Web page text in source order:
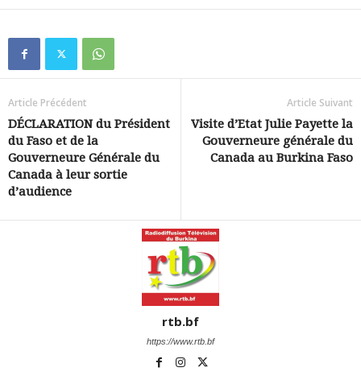
Article Précédent
DÉCLARATION du Président
du Faso et de la
Gouverneure Générale du
Canada à leur sortie
d’audience
Article Suivant
Visite d’Etat Julie Payette la
Gouverneure générale du
Canada au Burkina Faso
rtb.bf
https://www.rtb.bf